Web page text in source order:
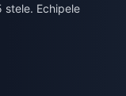
stele. Echipele